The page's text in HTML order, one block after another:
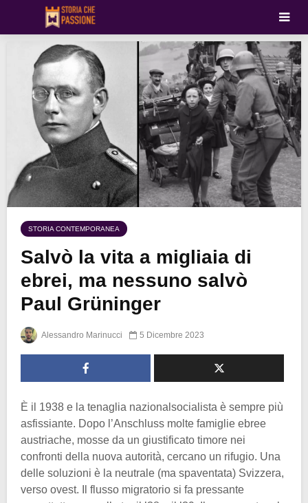
STORIA CONTEMPORANEA
Salvò la vita a migliaia di
ebrei, ma nessuno salvò
Paul Grüninger
Alessandro Marinucci 5 Dicembre 2023
È il 1938 e la tenaglia nazionalsocialista è sempre più
asfissiante. Dopo l’Anschluss molte famiglie ebree
austriache, mosse da un giustificato timore nei
confronti della nuova autorità, cercano un rifugio. Una
delle soluzioni è la neutrale (ma spaventata) Svizzera,
verso ovest. Il flusso migratorio si fa pressante